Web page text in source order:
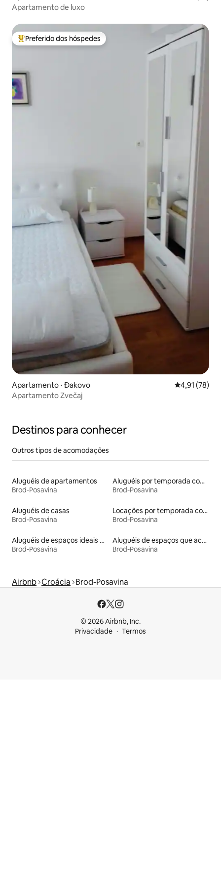
Apartamento de luxo
Entre os melhores preferidos dos hóspedes
Preferido dos hóspedes
Apartamento ⋅ Đakovo 4,91 de uma
4,91 (78)
Apartamento Zvečaj
Destinos para conhecer
Outros tipos de acomodações
Aluguéis de apartamentos
Brod-Posavina
Aluguéis por temporada com banheira de hidromassagem
Brod-Posavina
Aluguéis de casas
Brod-Posavina
Locações por temporada com piscina
Brod-Posavina
Aluguéis de espaços ideais para famílias
Brod-Posavina
Aluguéis de espaços que aceitam animais de estimação
Brod-Posavina
Airbnb Croácia Brod-Posavina
© 2026 Airbnb, Inc.
Privacidade
Termos